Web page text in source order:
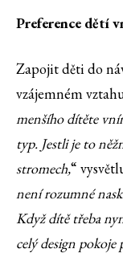
Preference dětí
Zapojit děti do
vzájemném
menšího dítěte
typ. Jestli je to
stromech,“
není rozumné
Když dítě třeba
celý design